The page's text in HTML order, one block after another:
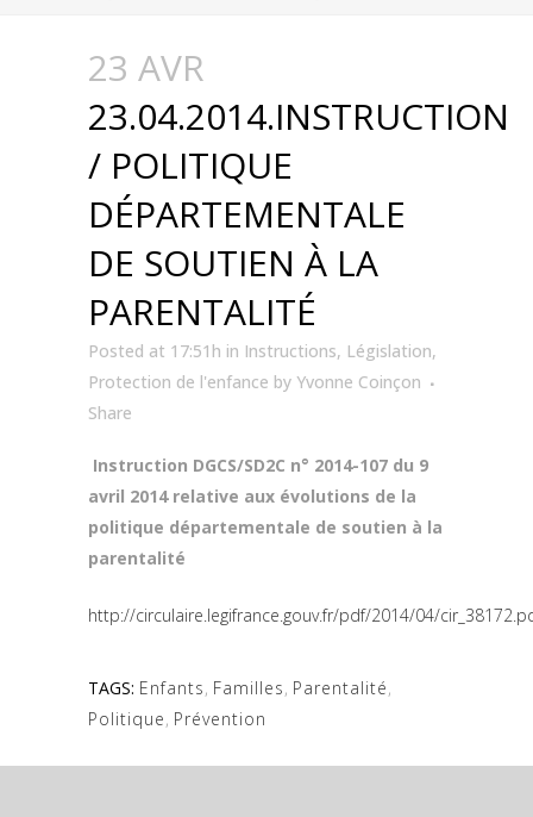
23 AVR
23.04.2014.INSTRUCTION
/ POLITIQUE
DÉPARTEMENTALE
DE SOUTIEN À LA
PARENTALITÉ
Posted at 17:51h in Instructions, Législation,
Protection de l'enfance by Yvonne Coinçon
Share
Instruction DGCS/SD2C n° 2014-107 du 9
avril 2014 relative aux évolutions de la
politique départementale de soutien à la
parentalité
http://circulaire.legifrance.gouv.fr/pdf/2014/04/
TAGS: Enfants, Familles, Parentalité,
Politique, Prévention